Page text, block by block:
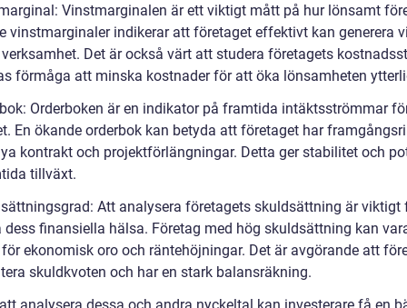
Vinstmarginalen är ett viktigt mått på hur lönsamt
vinstmarginaler indikerar att företaget effektivt kan generera
Det är också värt att studera företagets
förmåga att minska kostnader för att öka lönsamheten
Orderboken är en indikator på framtida intäktsströmmar
En ökande orderbok kan betyda att företaget har
kontrakt och projektförlängningar. Detta ger stabilitet och
tillväxt.
Att analysera företagets skuldsättning är viktigt
dess finansiella hälsa. Företag med hög skuldsättning kan
ekonomisk oro och räntehöjningar. Det är avgörande att
skuldkvoten och har en stark balansräkning.
analysera dessa och andra nyckeltal kan investerare få en